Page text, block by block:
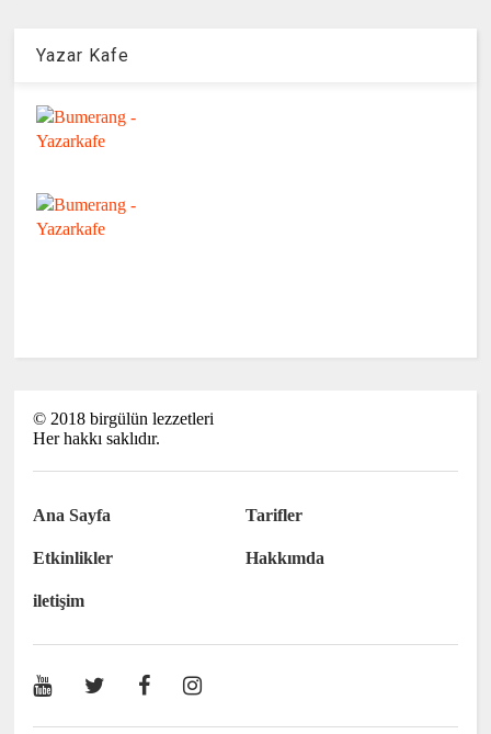
Yazar Kafe
© 2018 birgülün lezzetleri
Her hakkı saklıdır.
Ana Sayfa Tarifler
Etkinlikler Hakkımda
iletişim